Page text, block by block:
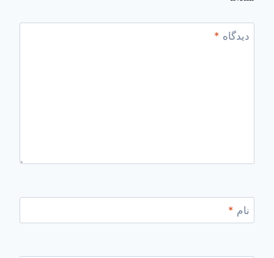
دیدگاه *
نام *